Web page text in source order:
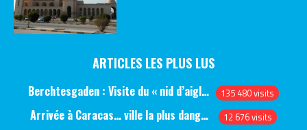
ARTICLES LES PLUS LUS
Berchtesgaden : Visite du « nid d’aigle » et des bunkers d’Hitler 135 480 visits
Arrivée à Caracas… ville la plus dangereuse du monde (jour 1) 12 676 visits